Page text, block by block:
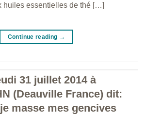
huiles essentielles de thé […]
Continue reading →
31 juillet 2014 à
(Deauville France) dit:
masse mes gencives